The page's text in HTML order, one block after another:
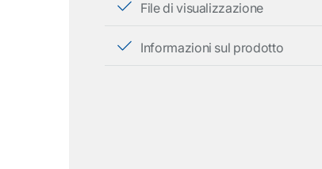
File di visualizzazione
Informazioni sul prodotto